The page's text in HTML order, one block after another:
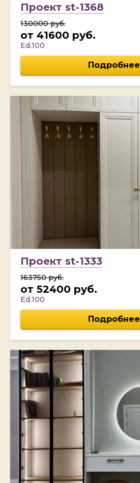
Проект st-1368
130000 руб.
от 41600 руб.
Ed.100
Подробнее
Проект st-1333
163750 руб.
от 52400 руб.
Ed.100
Подробнее